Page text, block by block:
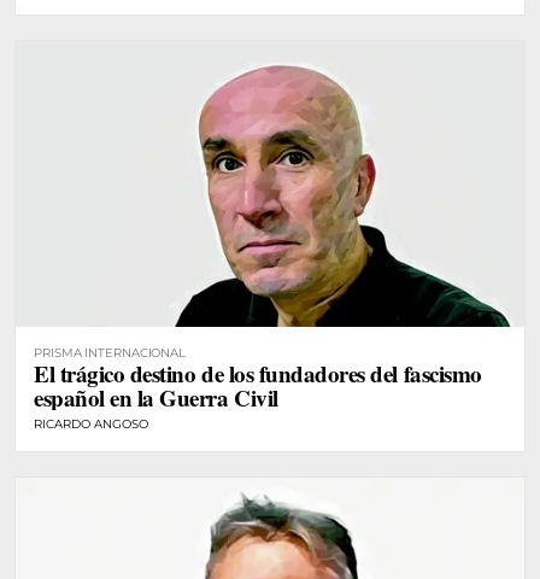
PRISMA INTERNACIONAL
El trágico destino de los fundadores del fascismo
español en la Guerra Civil
RICARDO ANGOSO